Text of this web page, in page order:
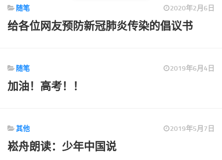
标签
论坛
友情链接
随笔 2020年2月6日
给各位网友预防新冠肺炎传染的倡议书
随笔 2019年6月4日
加油！高考！！
其他 2019年5月7日
崧舟朗读：少年中国说